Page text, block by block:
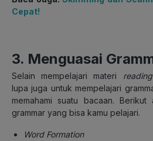
Cepat!
3. Menguasai
Selain mempelajari materi
lupa juga untuk mempelajari
memahami suatu bacaan.
grammar yang bisa kamu pelajari.
Word Formation